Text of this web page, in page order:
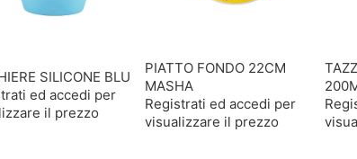
SILICONE BLU
ed accedi per
il prezzo
PIATTO FONDO 22CM
MASHA
Registrati ed accedi per
visualizzare il prezzo